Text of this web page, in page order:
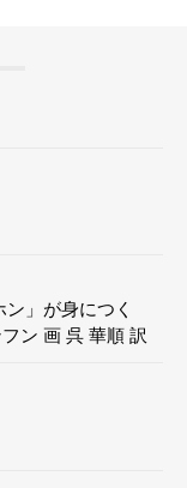
ン」が身につく
ン 画 呉 華順 訳